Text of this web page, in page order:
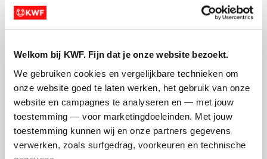
Welkom bij KWF. Fijn dat je onze website bezoekt.
We gebruiken cookies en vergelijkbare technieken om
onze website goed te laten werken, het gebruik van onze
website en campagnes te analyseren en — met jouw
toestemming — voor marketingdoeleinden. Met jouw
toestemming kunnen wij en onze partners gegevens
verwerken, zoals surfgedrag, voorkeuren en technische
Opgehaald
€492
Streefbedrag
€750
Doneer